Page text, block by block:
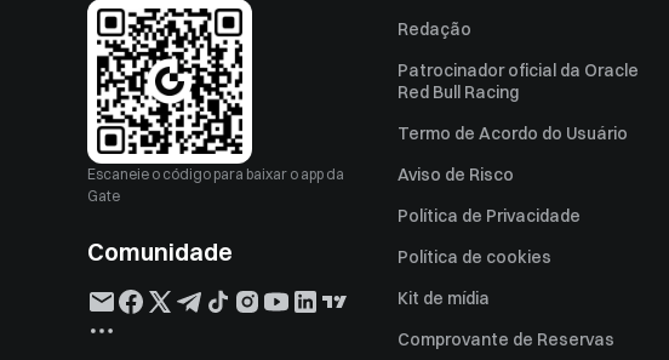
Escaneie o código para baixar o app da
Gate
Comunidade
Redação
Patrocinador oficial da Oracle
Red Bull Racing
Termo de Acordo do Usuário
Aviso de Risco
Política de Privacidade
Política de cookies
Kit de mídia
Comprovante de Reservas